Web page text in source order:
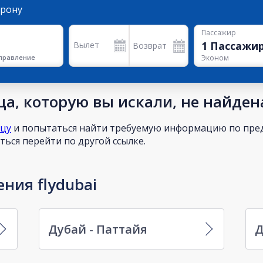
Вылет Возврат
Пассажир
1
Эконом
которую вы искали, не
и попытаться найти требуемую информацию по
перейти по другой ссылке.
flydubai
Дубай - Паттайя